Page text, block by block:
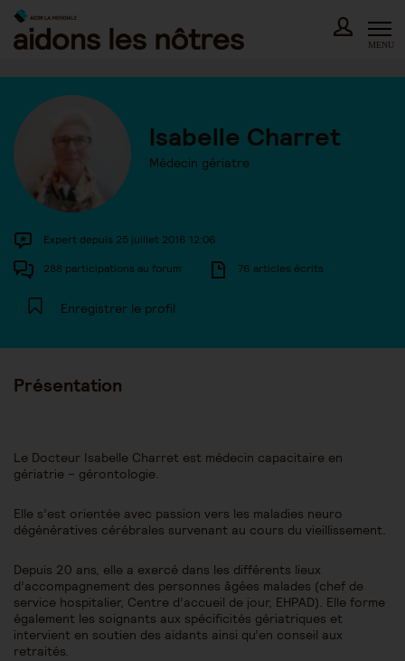
Skip
content
MENU
Isabelle Charret
Médecin gériatre
Expert depuis 25 juillet 2016 12:06
288 participations au forum 76 articles écrits
Enregistrer le profil
Présentation
Le Docteur Isabelle Charret est médecin capacitaire en
gériatrie – gérontologie.
Elle s’est orientée avec passion vers les maladies neuro
dégénératives cérébrales survenant au cours du vieillissement.
Depuis 20 ans, elle a exercé dans les différents lieux
d’accompagnement des personnes âgées malades (chef de
service hospitalier, Centre d’accueil de jour, EHPAD). Elle forme
également les soignants aux spécificités gériatriques et
intervient en soutien des aidants ainsi qu’en conseil aux
retraités.